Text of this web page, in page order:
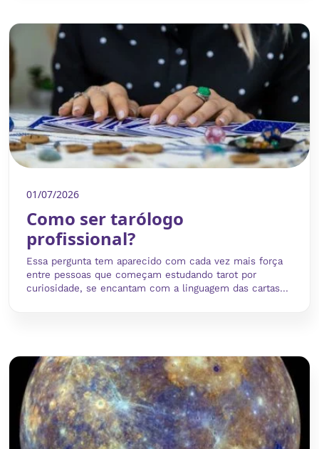
01/07/2026
Como ser tarólogo
profissional?
Essa pergunta tem aparecido com cada vez mais força
entre pessoas que começam estudando tarot por
curiosidade, se encantam com a linguagem das cartas...